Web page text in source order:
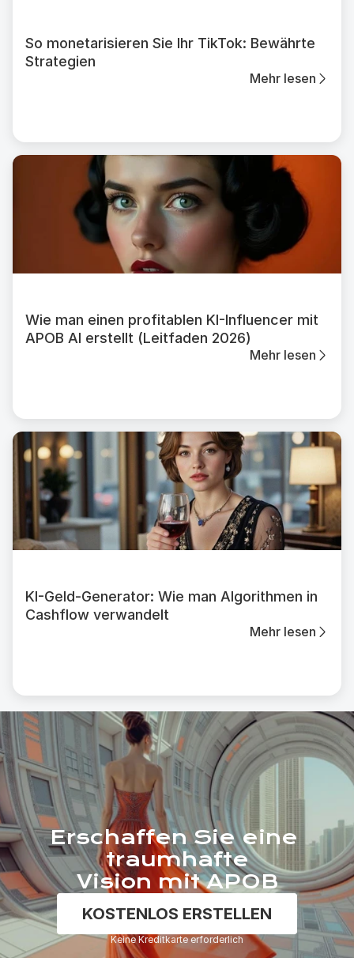
So monetarisieren Sie Ihr TikTok: Bewährte
Strategien
Mehr lesen
Wie man einen profitablen KI-Influencer mit
APOB AI erstellt (Leitfaden 2026)
Mehr lesen
KI-Geld-Generator: Wie man Algorithmen in
Cashflow verwandelt
Mehr lesen
Erschaffen Sie eine
traumhafte
Vision mit APOB
KOSTENLOS ERSTELLEN
Keine Kreditkarte erforderlich